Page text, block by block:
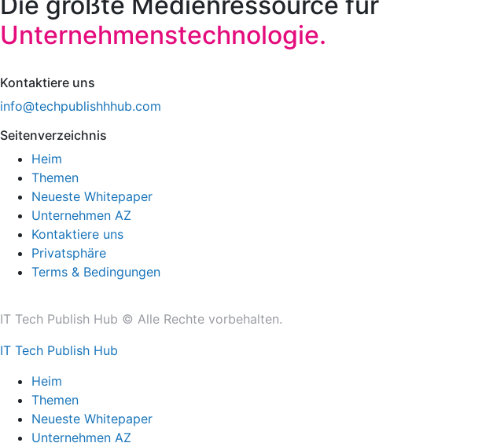
Unternehmenstechnologie.
Kontaktiere uns
info@techpublishhhub.com
Seitenverzeichnis
Heim
Themen
Neueste Whitepaper
Unternehmen AZ
Kontaktiere uns
Privatsphäre
Terms & Bedingungen
IT Tech Publish Hub © Alle Rechte vorbehalten.
IT Tech Publish Hub
Heim
Themen
Neueste Whitepaper
Unternehmen AZ